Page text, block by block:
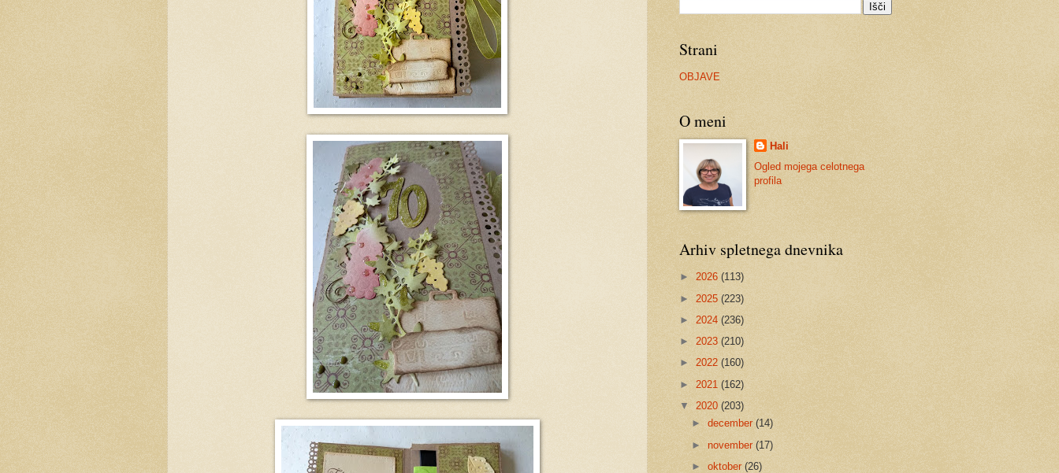
Strani
OBJAVE
O meni
Hali
Ogled mojega celotnega
profila
Arhiv spletnega dnevnika
► 2026 (113)
► 2025 (223)
► 2024 (236)
► 2023 (210)
► 2022 (160)
► 2021 (162)
▼ 2020 (203)
►december(14)
►november(17)
►oktober(26)